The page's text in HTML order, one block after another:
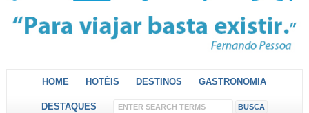
HOME HOTÉIS DESTINOS GASTRONOMIA
DESTAQUES